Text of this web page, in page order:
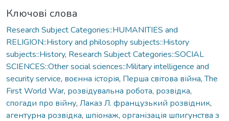
Ключові слова
Research Subject Categories::HUMANITIES and
RELIGION::History and philosophy subjects::History
subjects::History, Research Subject Categories::SOCIAL
SCIENCES::Other social sciences::Military intelligence and
security service, воєнна історія, Перша світова війна,The
First World War, розвідувальна робота, розвідка,
спогади про війну, Лаказ Л. французький розвідник,
агентурна розвідка, шпіонаж, організація шпигунства з